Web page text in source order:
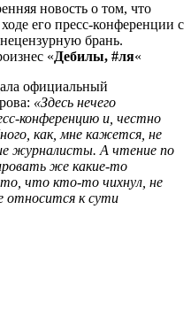
новость о том, что
его пресс-конференции с
брань.
«Дебилы, #ля«
официальный
«Здесь нечего
конференцию и, честно
как, мне кажется, не
журналисты. А чтение по
же какие-то
что кто-то чихнул, не
к сути